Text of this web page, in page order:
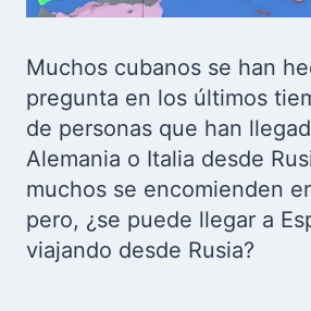
Muchos cubanos se han
pregunta en los últimos
de personas que han
Alemania o Italia desde
muchos se encomienden
pero, ¿se puede llegar a
viajando desde Rusia?